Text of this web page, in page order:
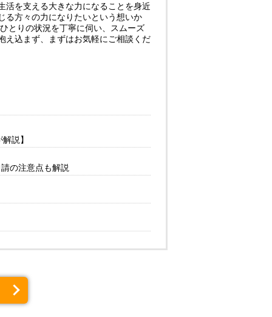
活を支える大きな力になることを身近
る方々の力になりたいという想いか
とりの状況を丁寧に伺い、スムーズ
え込まず、まずはお気軽にご相談くだ
説】
の注意点も解説